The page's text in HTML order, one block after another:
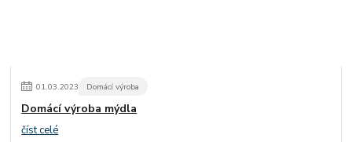
01.03.2023 Domácí výroba
Domácí výroba mýdla
číst celé